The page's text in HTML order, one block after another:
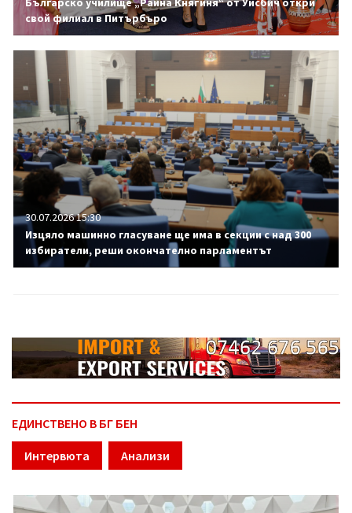
свой филиал в Питърбъро
30.07.2026 15:30
Изцяло машинно гласуване ще има в секции с над 300
избиратели, реши окончателно парламентът
ЕДИНСТВЕНО В БГ БЕН
Интервюта Анализи